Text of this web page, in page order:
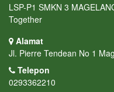
LSP-P1 SMKN 3
Together
Alamat
Jl. Pierre Tendean No 1
Telepon
0293362210